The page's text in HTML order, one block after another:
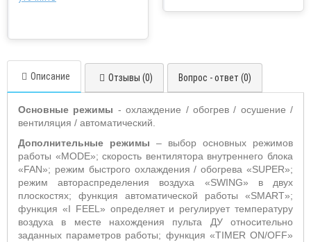
Описание Отзывы (0) Вопрос - ответ (0)
Основные режимы - охлаждение / обогрев / осушение /
вентиляция / автоматический.
Дополнительные режимы – выбор основных режимов
работы «MODE»;скорость вентилятора внутреннего блока
«FAN»; режим быстрого охлаждения / обогрева «SUPER»;
режим автораспределения воздуха «SWING» в двух
плоскостях; функция автоматической работы «SMART»;
функция «I FEEL» определяет и регулирует температуру
воздуха в месте нахождения пульта ДУ относительно
заданных параметров работы; функция «TIMER ON/OFF»